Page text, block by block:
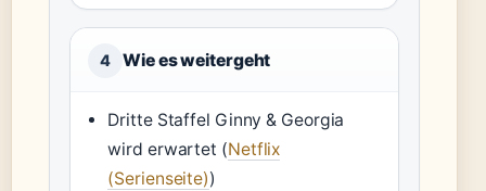
4 Wie es weitergeht
Dritte Staffel Ginny & Georgia
wird erwartet (Netflix
(Serienseite))